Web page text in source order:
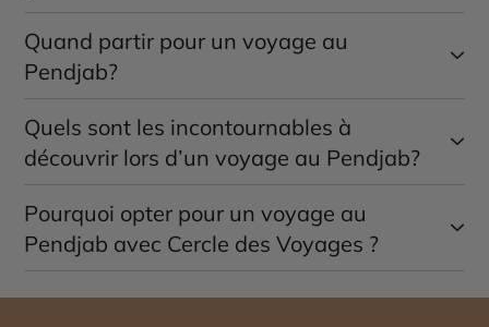
Quand partir pour un voyage au
Pendjab?
D’après les recommandations de nos conseillers
spécialistes, les périodes idéales pour visiter le
Pendjab s’étendent de mars à mai et de septembre à
Quels sont les incontournables à
découvrir lors d’un voyage au Pendjab?
Découvrir le Pendjab, c’est explorer le Temple d’Or à
Amritsar, naviguer sur les cinq rivières, et s’imprégner
de la culture Sikh dans les Gurdwaras majestueux.
Pourquoi opter pour un voyage au
Pendjab avec Cercle des Voyages ?
Co-construisez votre voyage au Pendjab avec les